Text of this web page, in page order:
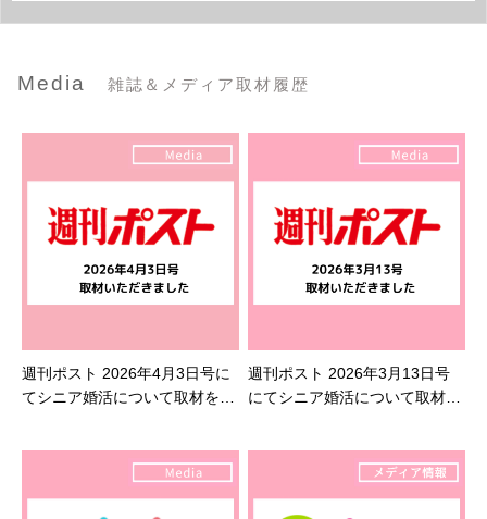
Media 雑誌＆メディア取材履歴
週刊ポスト 2026年4月3日号に
てシニア婚活について取材を受
週刊ポスト 2026年3月13日号
にてシニア婚活について取材を